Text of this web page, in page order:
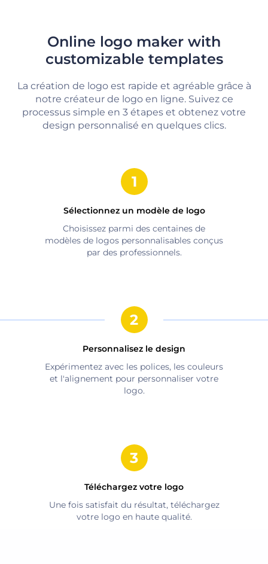
Online logo maker with
customizable templates
La création de logo est rapide et agréable grâce à
notre créateur de logo en ligne. Suivez ce
processus simple en 3 étapes et obtenez votre
design personnalisé en quelques clics.
Sélectionnez un modèle de logo
Choisissez parmi des centaines de
modèles de logos personnalisables conçus
par des professionnels.
Personnalisez le design
Expérimentez avec les polices, les couleurs
et l'alignement pour personnaliser votre
logo.
Téléchargez votre logo
Une fois satisfait du résultat, téléchargez
votre logo en haute qualité.